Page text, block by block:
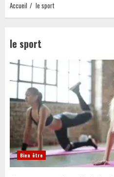
Accueil le sport
le sport
Bien être